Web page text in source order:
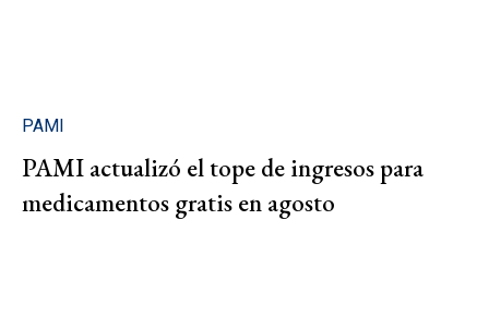
PAMI
PAMI actualizó el tope de ingresos para
medicamentos gratis en agosto